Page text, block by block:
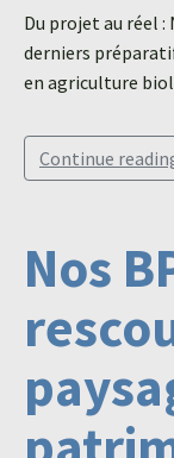
Du projet au réel :
derniers
en agriculture
Continue
Nos